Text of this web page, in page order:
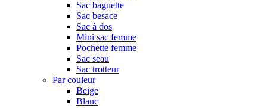
Sac baguette
Sac besace
Sac à dos
Mini sac femme
Pochette femme
Sac seau
Sac trotteur
Par couleur
Beige
Blanc